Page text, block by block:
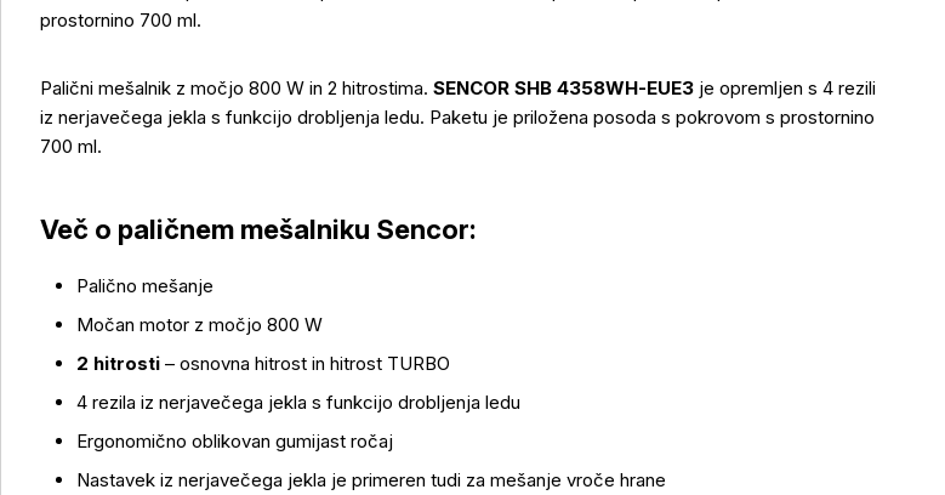
Več o izdelku
prostornino 700 ml.
Palični mešalnik z močjo 800 W in 2 hitrostima. SENCOR SHB 4358WH-EUE3 je opremljen s 4 rezili
iz nerjavečega jekla s funkcijo drobljenja ledu. Paketu je priložena posoda s pokrovom s prostornino
700 ml.
Več o paličnem mešalniku Sencor:
Palično mešanje
Močan motor z močjo 800 W
2 hitrosti – osnovna hitrost in hitrost TURBO
4 rezila iz nerjavečega jekla s funkcijo drobljenja ledu
Ergonomično oblikovan gumijast ročaj
Nastavek iz nerjavečega jekla je primeren tudi za mešanje vroče hrane